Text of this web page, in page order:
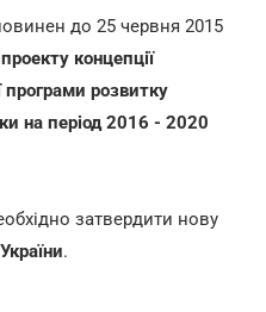
до 25 червня 2015
проекту концепції
програми розвитку
на період 2016 - 2020
затвердити нову
.